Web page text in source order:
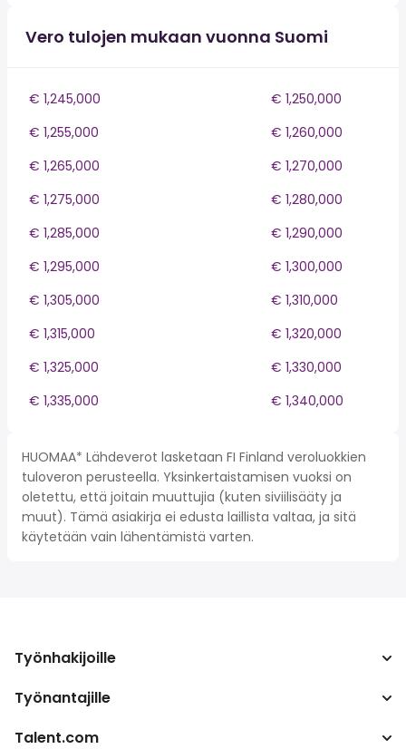
Vero tulojen mukaan vuonna Suomi
€ 1,245,000
€ 1,250,000
€ 1,255,000
€ 1,260,000
€ 1,265,000
€ 1,270,000
€ 1,275,000
€ 1,280,000
€ 1,285,000
€ 1,290,000
€ 1,295,000
€ 1,300,000
€ 1,305,000
€ 1,310,000
€ 1,315,000
€ 1,320,000
€ 1,325,000
€ 1,330,000
€ 1,335,000
€ 1,340,000
HUOMAA* Lähdeverot lasketaan FI Finland veroluokkien
tuloveron perusteella. Yksinkertaistamisen vuoksi on
oletettu, että joitain muuttujia (kuten siviilisääty ja
muut). Tämä asiakirja ei edusta laillista valtaa, ja sitä
käytetään vain lähentämistä varten.
Työnhakijoille
Hae työpaikkoja
Työnantajille
Yritys
Talent.com